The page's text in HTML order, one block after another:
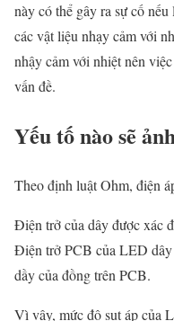
này có thể gây ra sự cố
các vật liệu nhạy cảm với
nhậy cảm với nhiệt nên
vấn đề.
Yếu tố nào sẽ
Theo định luật Ohm, điện
Điện trở của dây được xác
Điện trở PCB của LED
dầy của đồng trên PCB.
Vì vậy, mức độ sụt áp của